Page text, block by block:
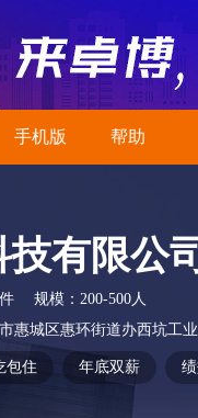
手机版 帮助
有限公司
规模： 200-500人
惠城区惠环街道办西坑工
包住 年底双薪